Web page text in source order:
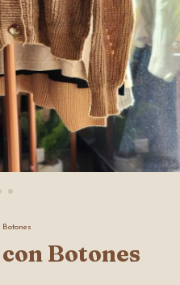
Botones